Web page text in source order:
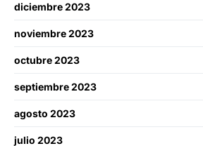
diciembre 2023
noviembre 2023
octubre 2023
septiembre 2023
agosto 2023
julio 2023